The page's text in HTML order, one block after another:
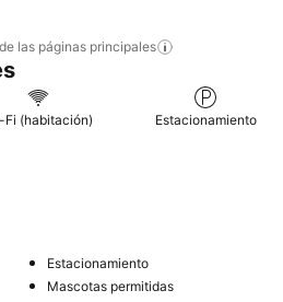
las páginas principales
Fi (habitación) Estacionamiento
Estacionamiento
Mascotas permitidas